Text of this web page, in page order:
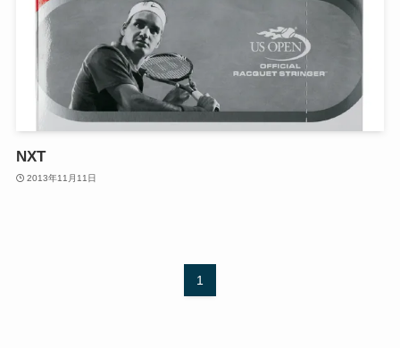
NXT
2013年11月11日
1